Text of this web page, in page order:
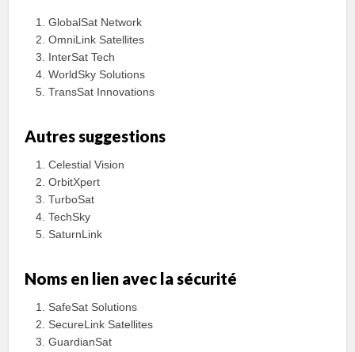
GlobalSat Network
OmniLink Satellites
InterSat Tech
WorldSky Solutions
TransSat Innovations
Autres suggestions
Celestial Vision
OrbitXpert
TurboSat
TechSky
SaturnLink
Noms en lien avec la sécurité
SafeSat Solutions
SecureLink Satellites
GuardianSat